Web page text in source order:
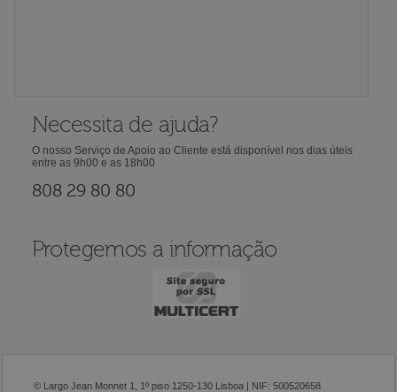
Necessita de ajuda?
O nosso Serviço de Apoio ao Cliente está disponível nos dias úteis
entre as 9h00 e as 18h00
808 29 80 80
Protegemos a informação
© Largo Jean Monnet 1, 1º piso 1250-130 Lisboa | NIF: 500520658